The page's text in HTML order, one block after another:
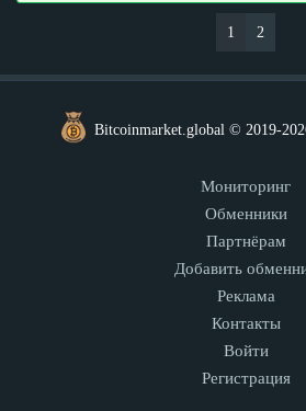
1 2
Bitcoinmarket.global © 2019-
Мониторинг
Обменники
Партнёрам
Добавить
Реклама
Контакты
Войти
Регистрация